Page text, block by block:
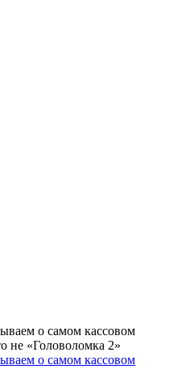
о самом кассовом
не «Головоломка 2»
о самом кассовом